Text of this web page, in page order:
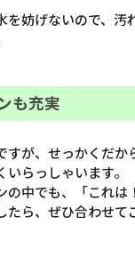
を妨げないので、汚
も充実
すが、せっかくだか
らっしゃいます。
の中でも、「これは
たら、ぜひ合わせて